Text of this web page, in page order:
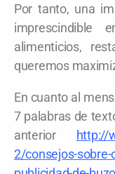
Por tanto, una
imprescindible
alimenticios,
queremos
En cuanto al
7 palabras de
anterior http://
2/consejos-